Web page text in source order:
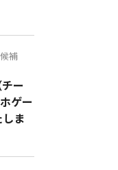
補
ー
ゲー
ま